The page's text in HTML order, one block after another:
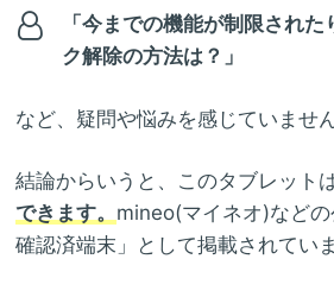
「今までの機能が制限され
ク解除の方法は？」
など、疑問や悩みを感じていませ
結論からいうと、このタブレット
できます。 mineo(マイネオ)など
確認済端末」として掲載されていま